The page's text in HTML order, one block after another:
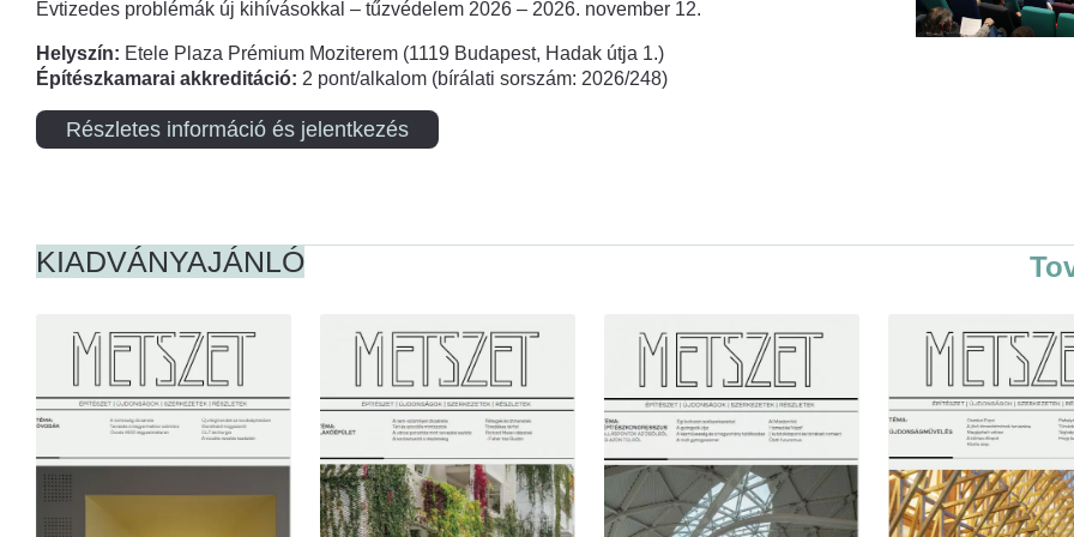
Évtizedes problémák új kihívásokkal – tűzvédelem 2026 – 2026. november 12.
Helyszín: Etele Plaza Prémium Moziterem (1119 Budapest, Hadak útja 1.)
Építészkamarai akkreditáció: 2 pont/alkalom (bírálati sorszám: 2026/248)
Részletes információ és jelentkezés
KIADVÁNYAJÁNLÓ